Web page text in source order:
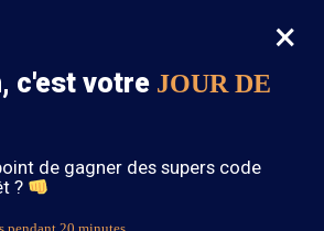
0
la boutique avec le code « BOHEME15 »
×
c'est votre JOUR DE
de gagner des supers code
?